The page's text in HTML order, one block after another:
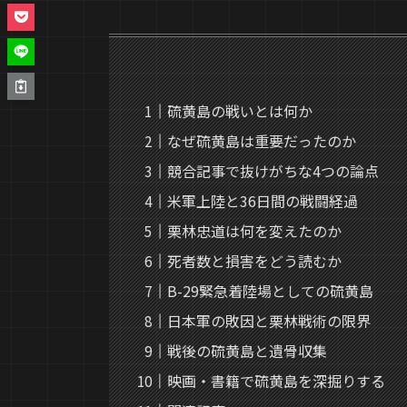
硫黄島の戦いとは何か
なぜ硫黄島は重要だったのか
競合記事で抜けがちな4つの論点
米軍上陸と36日間の戦闘経過
栗林忠道は何を変えたのか
死者数と損害をどう読むか
B-29緊急着陸場としての硫黄島
日本軍の敗因と栗林戦術の限界
戦後の硫黄島と遺骨収集
映画・書籍で硫黄島を深掘りする